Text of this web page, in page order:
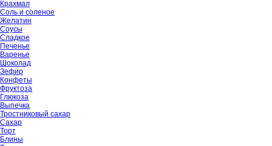
Крахмал
Соль и соленое
Желатин
Соусы
Сладкое
Печенье
Варенье
Шоколад
Зефир
Конфеты
Фруктоза
Глюкоза
Выпечка
Тростниковый сахар
Сахар
Торт
Блины